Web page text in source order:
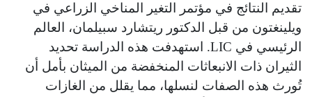
تقديم النتائج في مؤتمر التغير المناخي الزراعي في
ويلينغتون من قبل الدكتور ريتشارد سبيلمان، العالم
الرئيسي في LIC. استهدفت هذه الدراسة تحديد
الثيران ذات الانبعاثات المنخفضة من الميثان بأمل أن
تُورث هذه الصفات لنسلها، مما يقلل من الغازات